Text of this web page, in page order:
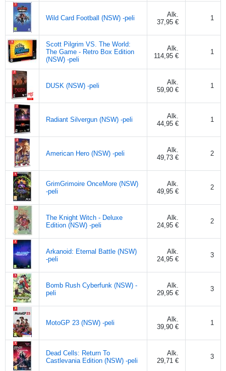
Wild Card Football (NSW) -peli
Alk.
37,95 €
1
Scott Pilgrim VS. The World:
The Game - Retro Box Edition
(NSW) -peli
Alk.
114,95 €
1
DUSK (NSW) -peli
Alk.
59,90 €
1
Radiant Silvergun (NSW) -peli
Alk.
44,95 €
1
American Hero (NSW) -peli
Alk.
49,73 €
2
GrimGrimoire OnceMore (NSW)
-peli
Alk.
49,95 €
2
The Knight Witch - Deluxe
Edition (NSW) -peli
Alk.
24,95 €
2
Arkanoid: Eternal Battle (NSW)
-peli
Alk.
24,95 €
3
Bomb Rush Cyberfunk (NSW) -
peli
Alk.
29,95 €
3
MotoGP 23 (NSW) -peli
Alk.
39,90 €
1
Dead Cells: Return To
Castlevania Edition (NSW) -peli
Alk.
29,71 €
3